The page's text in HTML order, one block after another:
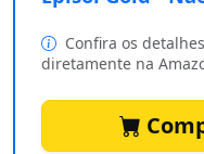
Confira os
diretamente na